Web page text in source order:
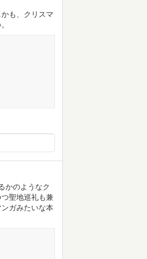
も、クリスマ
かのようなク
聖地巡礼も兼
ガみたいな本